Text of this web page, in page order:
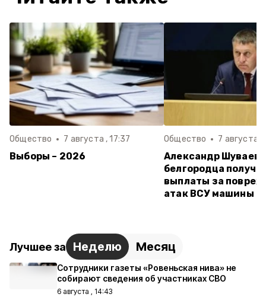
Общество 7 августа , 17:37
Выборы – 2026
Общество 7 августа ,
Александр Шуваев:
белгородца
выплаты за
атак ВСУ машины
Лучшее за Неделю Месяц
Сотрудники газеты «Ровеньская нива» не
собирают сведения об участниках СВО
6 августа , 14:43